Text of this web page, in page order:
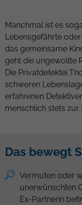
Manchmal ist es
Lebensgefährte
das gemeinsame
geht die ungewollte
Die Privatdetektei
schweren
erfahrenen
menschlich stets zur
Das bewegt
Vermuten oder
unerwünschten
Ex-Partnerin